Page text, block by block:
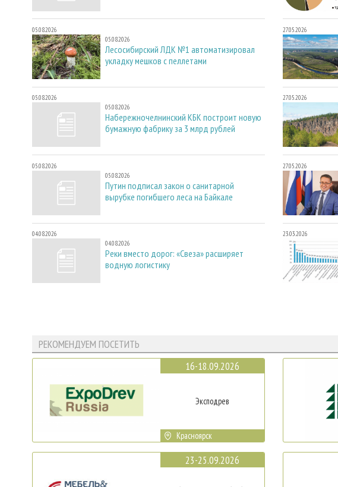
05.08.2026
05.08.2026
Лесосибирский ЛДК №1 автоматизировал
укладку мешков с пеллетами
05.08.2026
05.08.2026
Набережночелнинский КБК построит новую
бумажную фабрику за 3 млрд рублей
05.08.2026
05.08.2026
Путин подписал закон о санитарной
вырубке погибшего леса на Байкале
04.08.2026
04.08.2026
Реки вместо дорог: «Свеза» расширяет
водную логистику
27.05.2026
27.05.2026
27.05.2026
23.03.2026
РЕКОМЕНДУЕМ ПОСЕТИТЬ
16-18.09.2026
Эксподрев
Красноярск
23-25.09.2026